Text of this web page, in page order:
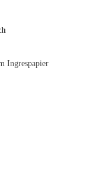
Ingrespapier